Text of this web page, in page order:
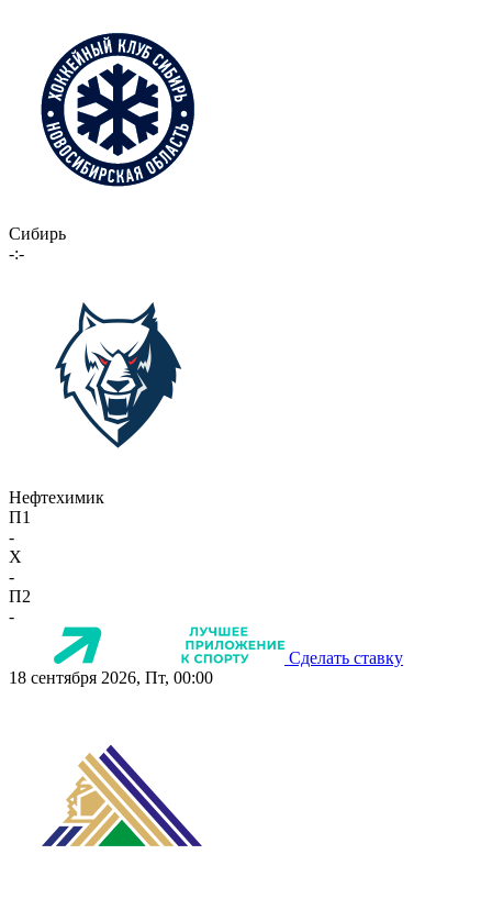
Сибирь
-:-
Нефтехимик
П1
-
X
-
П2
-
Сделать ставку
18 сентября 2026, Пт, 00:00